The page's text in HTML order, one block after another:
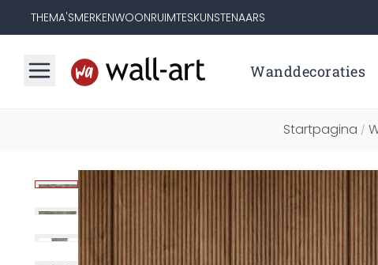
THEMA'SMERKENWOONRUIMTESKUNSTENAARS
Wanddecoraties
Startpagina /